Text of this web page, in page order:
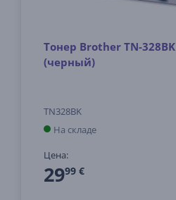
Тонер Brother TN-328BK
(черный)
TN328BK
На складе
Цена:
2999 €